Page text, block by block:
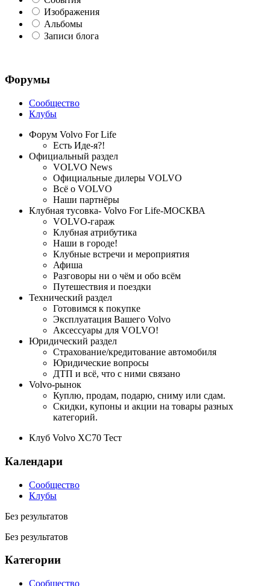
Изображения
Альбомы
Записи блога
Форумы
Сообщество
Клубы
Форум Volvo For Life
Есть Иде-я?!
Официальный раздел
VOLVO News
Официальные дилеры VOLVO
Всё о VOLVO
Наши партнёры
Клубная тусовка- Volvo For Life-МОСКВА
VOLVO-гараж
Клубная атрибутика
Наши в городе!
Клубные встречи и мероприятия
Афиша
Разговоры ни о чём и обо всём
Путешествия и поездки
Технический раздел
Готовимся к покупке
Эксплуатация Вашего Volvo
Аксессуары для VOLVO!
Юридический раздел
Страхование/кредитование автомобиля
Юридические вопросы
ДТП и всё, что с ними связано
Volvo-рынок
Куплю, продам, подарю, сниму или сдам.
Скидки, купоны и акции на товары разных
категорий.
Клуб Volvo XC70 Тест
Календари
Сообщество
Клубы
Без результатов
Без результатов
Категории
Сообщество